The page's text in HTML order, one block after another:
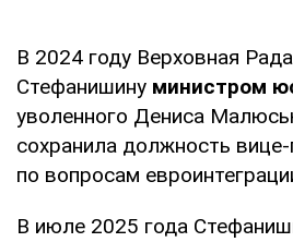
В 2024 году Верховная
Стефанишину министром
уволенного Дениса
сохранила должность
по вопросам
В июле 2025 года